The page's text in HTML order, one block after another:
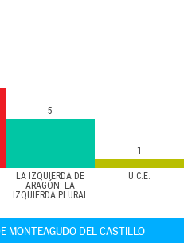
LA IZQUIERDA DE
ARAGÓN: LA
IZQUIERDA PLURAL
U.C.E.
5
1
MONTEAGUDO DEL CASTILLO